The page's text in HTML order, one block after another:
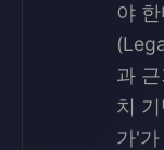
야
과
치
가'